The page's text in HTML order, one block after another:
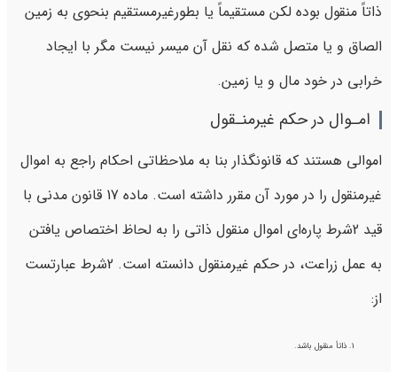
ذاتاً منقول بوده لکن مستقیماً یا بطورغیرمستقیم بنحوی به زمین
الصاق و یا متصل شده که نقل آن میسر نیست مگر با ایجاد
خرابی در خود مال و یا زمین.
امـوال در حکم غیرمنـقول
اموالی هستند که قانونگذار بنا به ملاحظاتی احکام راجع به اموال
غیرمنقول را در مورد آن مقرر داشته است. ماده 17 قانون مدنی با
قید 2شرط پاره‌ای اموال منقول ذاتی را به لحاظ اختصاص یافتن
به عمل زراعت، در حکم غیرمنقول دانسته است. 2شرط عبارتست
از:
ذاتاً منقول باشد.